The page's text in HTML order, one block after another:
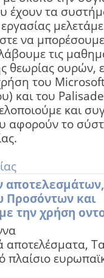
έχουν τα
να
τις
θεωρίας ουρών,
του
και του
και
αφορούν το
Προσόντων και
την χρήση